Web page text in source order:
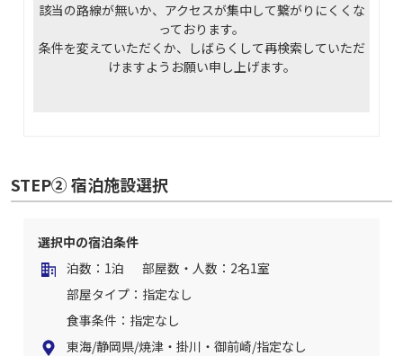
該当の路線が無いか、アクセスが集中して繋がりにくくな
っております。
条件を変えていただくか、しばらくして再検索していただ
けますようお願い申し上げます。
STEP② 宿泊施設選択
選択中の宿泊条件
泊数：1泊
部屋数・人数：2名1室
部屋タイプ：指定なし
食事条件：指定なし
東海/静岡県/焼津・掛川・御前崎/指定なし